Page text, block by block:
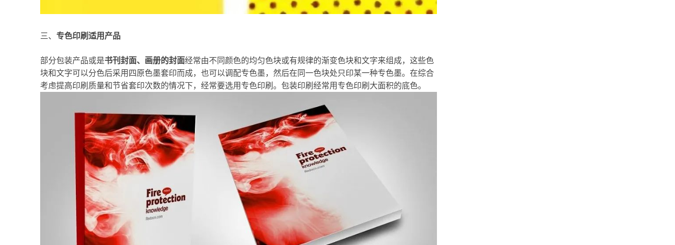
三、 专色印刷适用产品
部分包装产品或是书刊封面、画册的封面经常由不同颜色的均匀色块或有规律的渐变色块和文字来组成，这些色
块和文字可以分色后采用四原色墨套印而成，也可以调配专色墨，然后在同一色块处只印某一种专色墨。在综合
考虑提高印刷质量和节省套印次数的情况下，经常要选用专色印刷。包装印刷经常用专色印刷大面积的底色。